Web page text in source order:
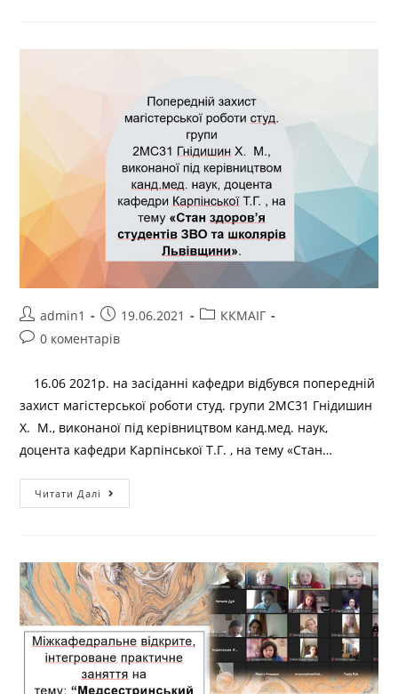
admin1 19.06.2021
ККМАІГ
0 коментарів
16.06 2021р. на засіданні кафедри відбувся попередній
захист магістерської роботи студ. групи 2МС31 Гнідишин
Х. М., виконаної під керівництвом канд.мед. наук,
доцента кафедри Карпінської Т.Г. , на тему «Стан…
Читати Далі